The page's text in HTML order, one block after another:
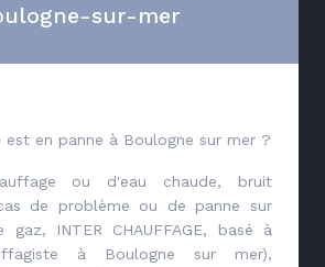
sur-mer
est en panne à Boulogne sur mer ?
ou d'eau chaude, bruit
de problème ou de panne sur
gaz, INTER CHAUFFAGE, basé à
à Boulogne sur mer),